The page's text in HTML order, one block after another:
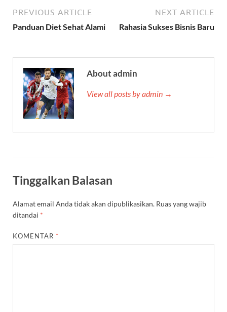
PREVIOUS ARTICLE
Panduan Diet Sehat Alami
NEXT ARTICLE
Rahasia Sukses Bisnis Baru
About admin
View all posts by admin →
Tinggalkan Balasan
Alamat email Anda tidak akan dipublikasikan. Ruas yang wajib
ditandai *
KOMENTAR *